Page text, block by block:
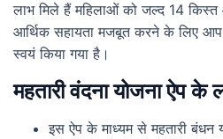
लाभ मिले हैं महिलाओं को जल्द 14
आर्थिक सहायता मजबूत करने के लिए आप
स्वयं किया गया है।
महतारी वंदना योजना ऐप के
इस ऐप के माध्यम से महतारी